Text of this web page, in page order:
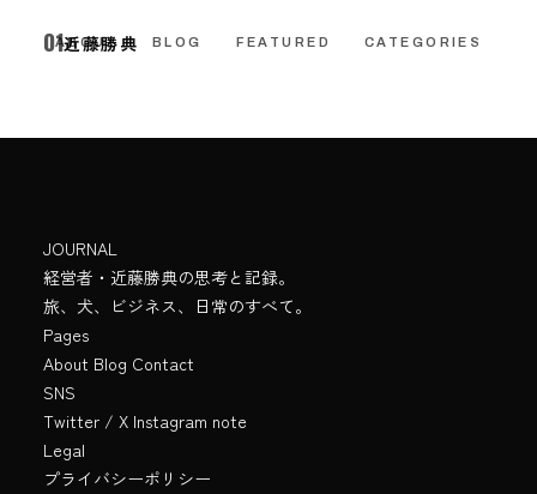
01近藤勝典
ABOUT BLOG FEATURED CATEGORIES
CONTACT
Skills
JOURNAL
経営者・近藤勝典の思考と記録。
旅、犬、ビジネス、日常のすべて。
Pages
About Blog Contact
SNS
Twitter / X Instagram note
Legal
プライバシーポリシー